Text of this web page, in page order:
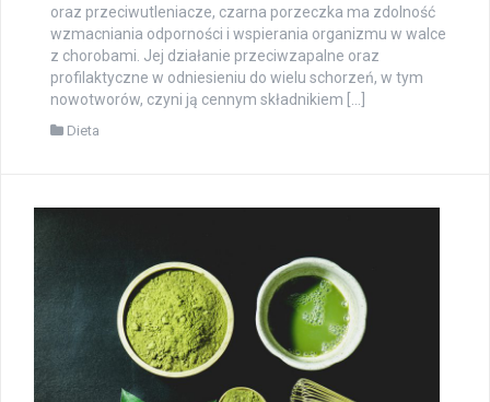
oraz przeciwutleniacze, czarna porzeczka ma zdolność
wzmacniania odporności i wspierania organizmu w walce
z chorobami. Jej działanie przeciwzapalne oraz
profilaktyczne w odniesieniu do wielu schorzeń, w tym
nowotworów, czyni ją cennym składnikiem […]
Dieta